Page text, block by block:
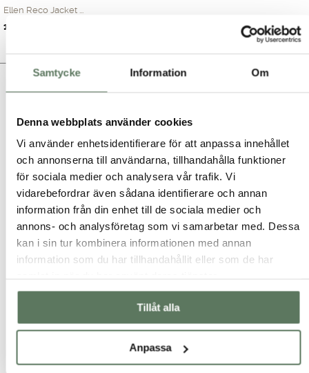
Samtycke Information Om
Denna webbplats använder cookies
Vi använder enhetsidentifierare för att anpassa innehållet
och annonserna till användarna, tillhandahålla funktioner
för sociala medier och analysera vår trafik. Vi
vidarebefordrar även sådana identifierare och annan
information från din enhet till de sociala medier och
annons- och analysföretag som vi samarbetar med. Dessa
kan i sin tur kombinera informationen med annan
information som du har tillhandahållit eller som de har
Tillåt alla
Anpassa
Ellen Reco Jacket ...
Det
1,199.00
Det
Friluftskläder & fritidskläder till
dam
Är du en person som gillar att leva en aktiv livsstil och söker
dig till bekväma frilufts och fritidskläder till dam, har du
kommit helt rätt. På Tuxer designar vi alla våra kläder själva
utefter just efter våra kunders önskemål och behov. Oavsett
om du är ute efter ett par stretchiga friluftsbyxor med hög
midja eller en kjol med innerbyxa. Våra kläder håller alltid hög
kvalitét samt är mycket prisvärda. Upptäck våra snygga och
funktionella fritidskläder till dam på Tuxer.se. Oavsett om du är
ute efter jaktkläder, hundförarkläder eller vandringskläder har
Brett utbud på fritidskläder
Våra populäraste kategorier:
Skorts – kjol med innerbyxa
Fritidsbyxor